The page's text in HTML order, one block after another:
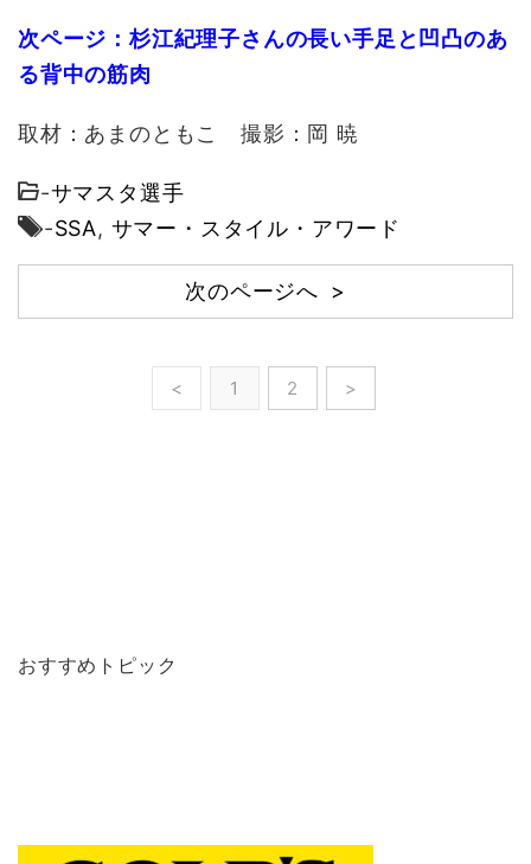
次ページ：杉江紀理子さんの長い手足と凹凸のあ
る背中の筋肉
取材：あまのともこ 撮影：岡 暁
-サマスタ選手
-SSA, サマー・スタイル・アワード
次のページへ >
< 1 2 >
おすすめトピック